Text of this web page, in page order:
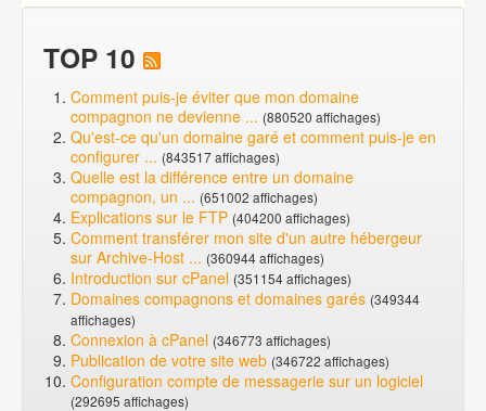
TOP 10
Comment puis-je éviter que mon domaine
compagnon ne devienne ... (880520 affichages)
Qu'est-ce qu'un domaine garé et comment puis-je en
configurer ... (843517 affichages)
Quelle est la différence entre un domaine
compagnon, un ... (651002 affichages)
Explications sur le FTP (404200 affichages)
Comment transférer mon site d'un autre hébergeur
sur Archive-Host ... (360944 affichages)
Introduction sur cPanel (351154 affichages)
Domaines compagnons et domaines garés (349344
affichages)
Connexion à cPanel (346773 affichages)
Publication de votre site web (346722 affichages)
Configuration compte de messagerie sur un logiciel
(292695 affichages)